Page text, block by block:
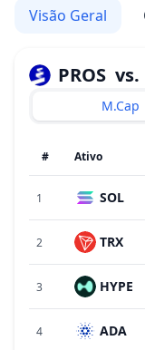
Visão Geral
PROS vs.
M.Cap
# Ativo
1 SOL
2 TRX
3 HYPE
4 ADA